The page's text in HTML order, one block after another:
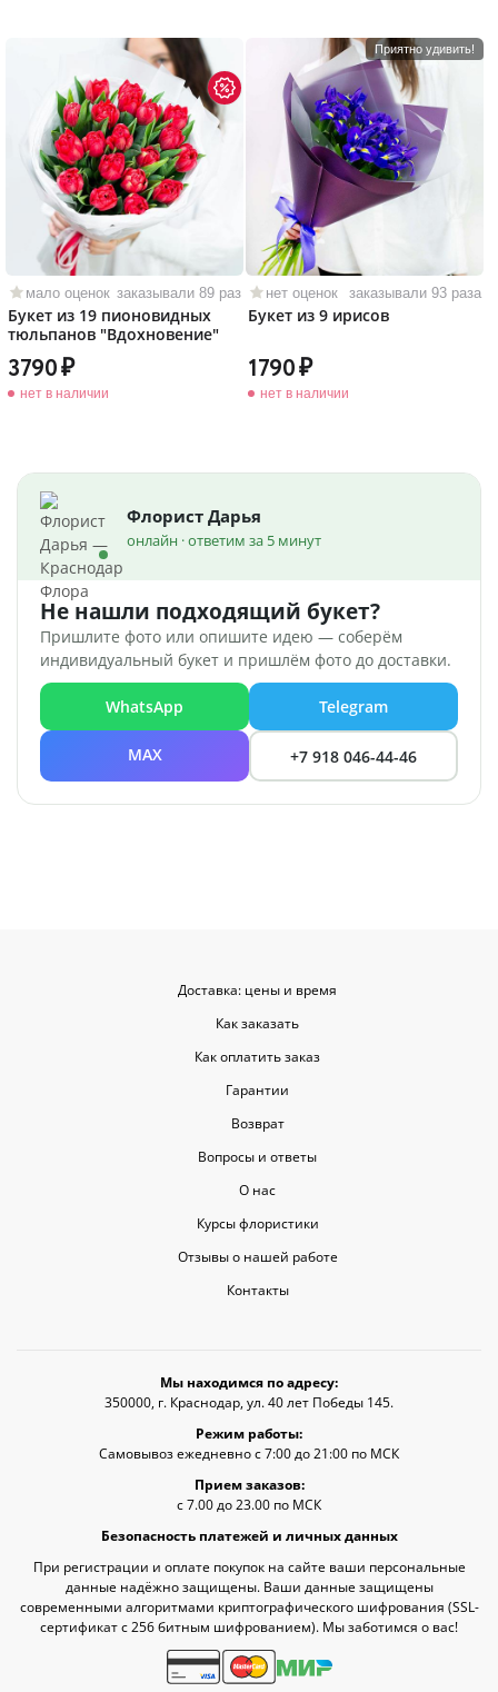
мало оценок заказывали 89 раз
Букет из 19 пионовидных
тюльпанов "Вдохновение"
3790
нет в наличии
Приятно удивить!
нет оценок заказывали 93 раза
Букет из 9 ирисов
1790
нет в наличии
Флорист Дарья
онлайн · ответим за 5 минут
Не нашли подходящий букет?
Пришлите фото или опишите идею — соберём
индивидуальный букет и пришлём фото до доставки.
WhatsApp Telegram
MAX +7 918 046-44-46
Доставка: цены и время
Как заказать
Как оплатить заказ
Гарантии
Возврат
Вопросы и ответы
О нас
Курсы флористики
Отзывы о нашей работе
Контакты
Мы находимся по адресу:
350000, г. Краснодар, ул. 40 лет Победы 145.
Режим работы:
Самовывоз ежедневно с 7:00 до 21:00 по МСК
Прием заказов:
с 7.00 до 23.00 по МСК
Безопасность платежей и личных данных
При регистрации и оплате покупок на сайте ваши персональные
данные надёжно защищены. Ваши данные защищены
современными алгоритмами криптографического шифрования (SSL-
сертификат c 256 битным шифрованием). Мы заботимся о вас!